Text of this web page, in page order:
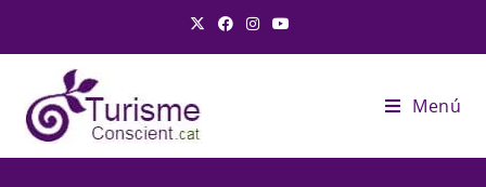
Menú